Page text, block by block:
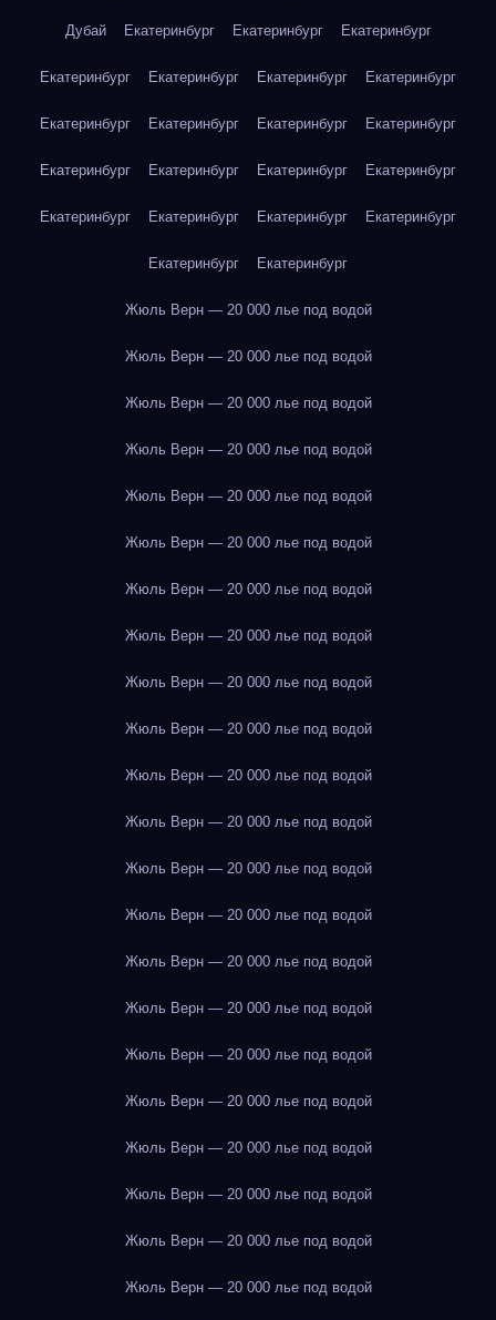
Дубай Екатеринбург Екатеринбург Екатеринбург
Екатеринбург Екатеринбург Екатеринбург Екатеринбург
Екатеринбург Екатеринбург Екатеринбург Екатеринбург
Екатеринбург Екатеринбург Екатеринбург Екатеринбург
Екатеринбург Екатеринбург Екатеринбург Екатеринбург
Екатеринбург Екатеринбург
Жюль Верн — 20 000 лье под водой
Жюль Верн — 20 000 лье под водой
Жюль Верн — 20 000 лье под водой
Жюль Верн — 20 000 лье под водой
Жюль Верн — 20 000 лье под водой
Жюль Верн — 20 000 лье под водой
Жюль Верн — 20 000 лье под водой
Жюль Верн — 20 000 лье под водой
Жюль Верн — 20 000 лье под водой
Жюль Верн — 20 000 лье под водой
Жюль Верн — 20 000 лье под водой
Жюль Верн — 20 000 лье под водой
Жюль Верн — 20 000 лье под водой
Жюль Верн — 20 000 лье под водой
Жюль Верн — 20 000 лье под водой
Жюль Верн — 20 000 лье под водой
Жюль Верн — 20 000 лье под водой
Жюль Верн — 20 000 лье под водой
Жюль Верн — 20 000 лье под водой
Жюль Верн — 20 000 лье под водой
Жюль Верн — 20 000 лье под водой
Жюль Верн — 20 000 лье под водой